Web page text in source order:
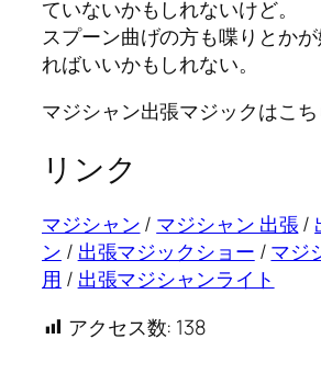
ていないかもしれないけど。
スプーン曲げの方も喋りとか
ればいいかもしれない。
マジシャン出張マジックはこち
リンク
マジシャン/ マジシャン 出張/
ン / 出張マジックショー /マジ
用 / 出張マジシャンライト
アクセス数: 138